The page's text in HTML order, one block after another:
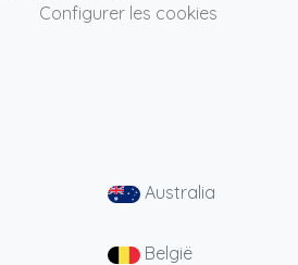
Configurer les cookies
Australia
België